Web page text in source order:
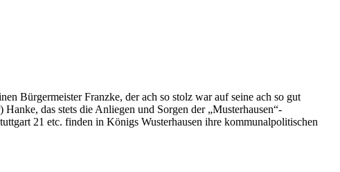
Bürgermeister Franzke, der ach so stolz war auf seine ach so gut
das stets die Anliegen und Sorgen der „Musterhausen“-
21 etc. finden in Königs Wusterhausen ihre kommunalpolitischen